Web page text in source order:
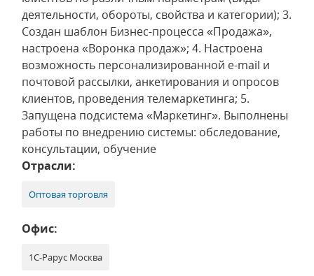
деятельности, обороты, свойства и категории); 3.
Создан шаблон Бизнес-процесса «Продажа»,
настроена «Воронка продаж»; 4. Настроена
возможность персонализированной e-mail и
почтовой рассылки, анкетирования и опросов
клиентов, проведения телемаркетинга; 5.
Запущена подсистема «Маркетинг». Выполнены
работы по внедрению системы: обследование,
консультации, обучение
Отрасли:
Оптовая торговля
Офис:
1С-Рарус Москва